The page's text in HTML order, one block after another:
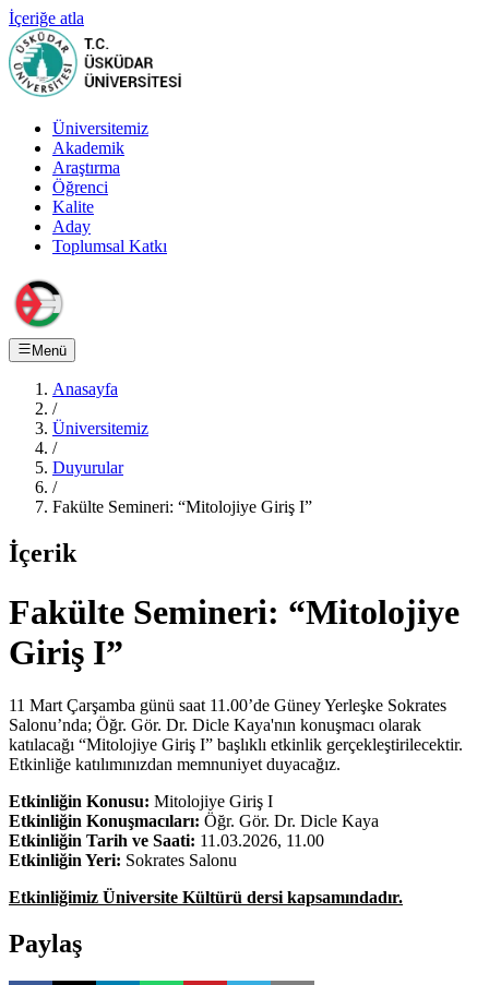
İçeriğe atla
Üniversitemiz
Akademik
Araştırma
Öğrenci
Kalite
Aday
Toplumsal Katkı
Menü
Anasayfa
/
Üniversitemiz
/
Duyurular
/
Fakülte Semineri: “Mitolojiye Giriş I”
İçerik
Fakülte Semineri: “Mitolojiye
Giriş I”
11 Mart Çarşamba günü saat 11.00’de Güney Yerleşke Sokrates
Salonu’nda; Öğr. Gör. Dr. Dicle Kaya'nın konuşmacı olarak
katılacağı “Mitolojiye Giriş I” başlıklı etkinlik gerçekleştirilecektir.
Etkinliğe katılımınızdan memnuniyet duyacağız.
Etkinliğin Konusu: Mitolojiye Giriş I
Etkinliğin Konuşmacıları: Öğr. Gör. Dr. Dicle Kaya
Etkinliğin Tarih ve Saati: 11.03.2026, 11.00
Etkinliğin Yeri: Sokrates Salonu
Etkinliğimiz Üniversite Kültürü dersi kapsamındadır.
Paylaş